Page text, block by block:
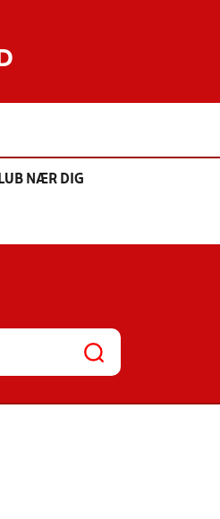
NÆR DIG